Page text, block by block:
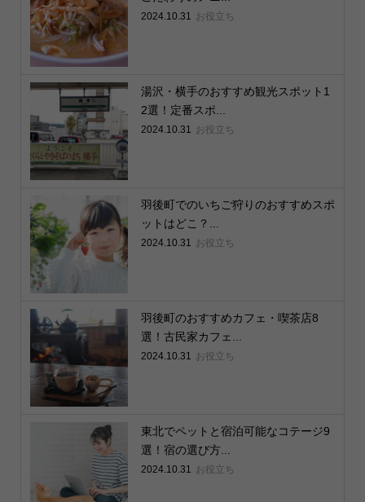
2024.10.31 お役立ち
湯沢・横手のおすすめ観光スポット1
2選！定番スポ...
2024.10.31 お役立ち
羽後町でのいちご狩りのおすすめスポ
ットはどこ？...
2024.10.31 お役立ち
羽後町のおすすめカフェ・喫茶店8
選！古民家カフェ...
2024.10.31 お役立ち
東北でペットと宿泊可能なコテージ9
選！宿の選び方...
2024.10.31 お役立ち